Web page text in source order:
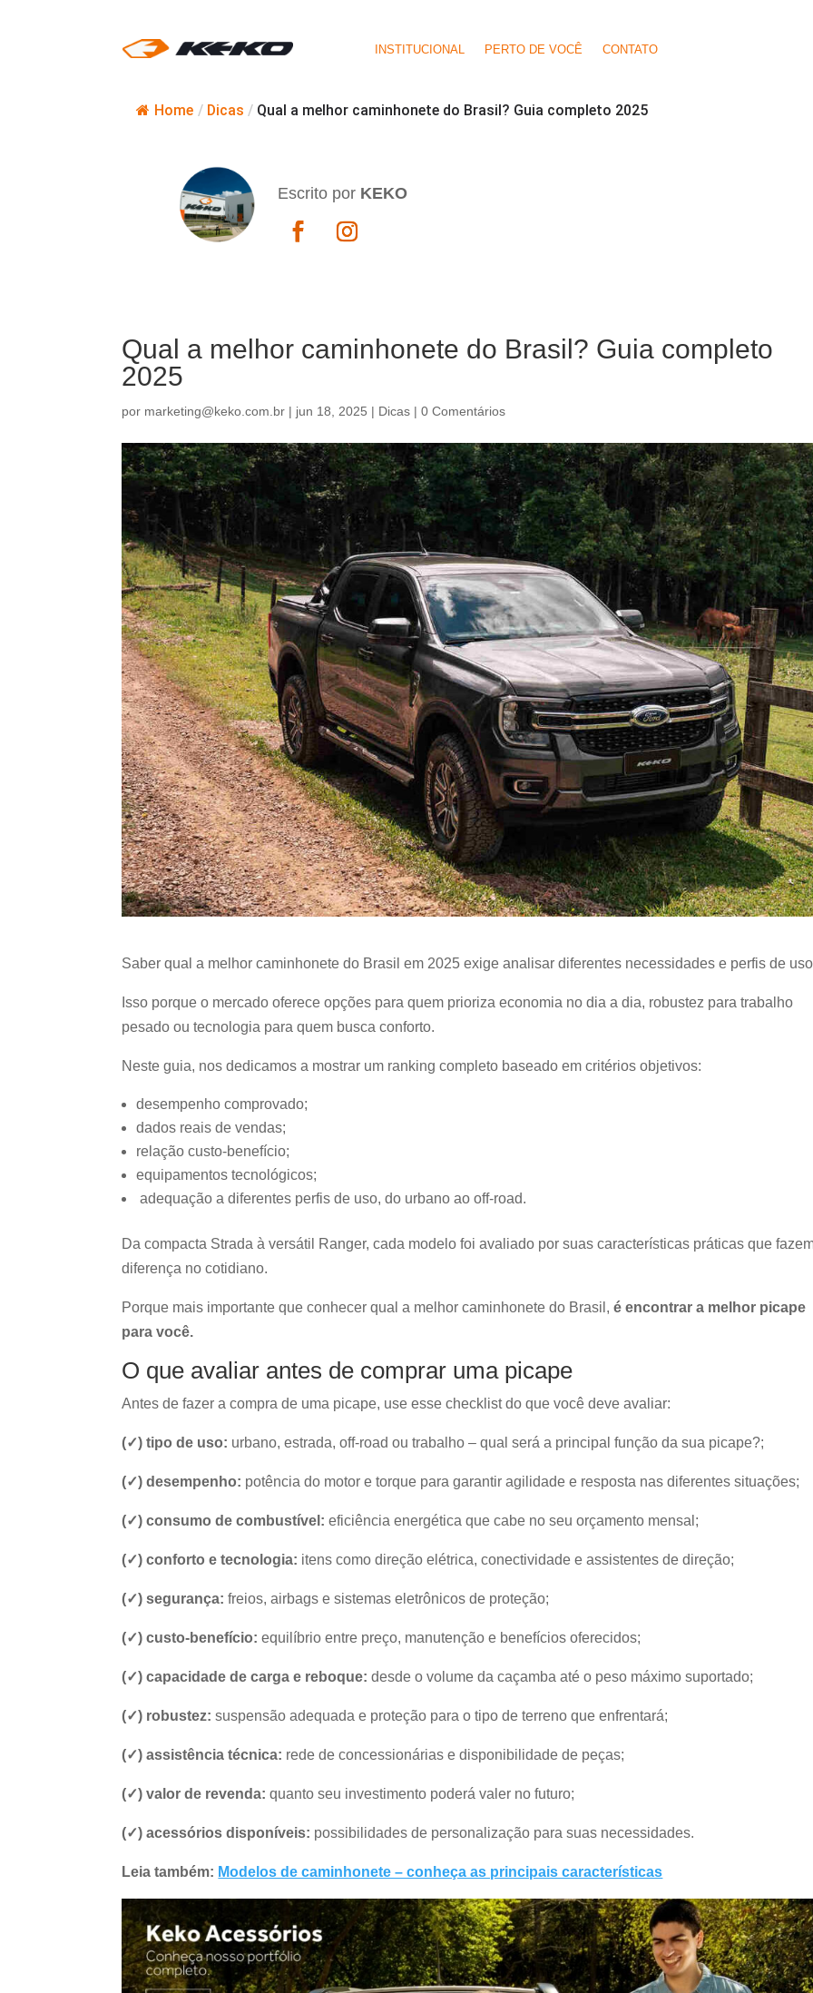
INSTITUCIONAL PERTO DE VOCÊ CONTATO
Home / Dicas / Qual a melhor caminhonete do Brasil? Guia completo 2025
Escrito por KEKO
Qual a melhor caminhonete do Brasil? Guia completo
2025
por marketing@keko.com.br | jun 18, 2025 | Dicas |0 Comentários
Saber qual a melhor caminhonete do Brasil em 2025 exige analisar diferentes necessidades e perfis de
Isso porque o mercado oferece opções para quem prioriza economia no dia a dia, robustez para trabalho
pesado ou tecnologia para quem busca conforto.
Neste guia, nos dedicamos a mostrar um ranking completo baseado em critérios objetivos:
desempenho comprovado;
dados reais de vendas;
relação custo-benefício;
equipamentos tecnológicos;
adequação a diferentes perfis de uso, do urbano ao off-road.
Da compacta Strada à versátil Ranger, cada modelo foi avaliado por suas características práticas que
diferença no cotidiano.
Porque mais importante que conhecer qual a melhor caminhonete do Brasil, é encontrar a melhor picape
para você.
O que avaliar antes de comprar uma picape
Antes de fazer a compra de uma picape, use esse checklist do que você deve avaliar:
(✓) tipo de uso: urbano, estrada, off-road ou trabalho – qual será a principal função da sua picape?;
(✓) desempenho: potência do motor e torque para garantir agilidade e resposta nas diferentes situações;
(✓) consumo de combustível: eficiência energética que cabe no seu orçamento mensal;
(✓) conforto e tecnologia: itens como direção elétrica, conectividade e assistentes de direção;
(✓) segurança: freios, airbags e sistemas eletrônicos de proteção;
(✓) custo-benefício:equilíbrio entre preço, manutenção e benefícios oferecidos;
(✓) capacidade de carga e reboque: desde o volume da caçamba até o peso máximo suportado;
(✓) robustez:suspensão adequada e proteção para o tipo de terreno que enfrentará;
(✓) assistência técnica: rede de concessionárias e disponibilidade de peças;
(✓) valor de revenda: quanto seu investimento poderá valer no futuro;
(✓) acessórios disponíveis: possibilidades de personalização para suas necessidades.
Leia também: Modelos de caminhonete – conheça as principais características